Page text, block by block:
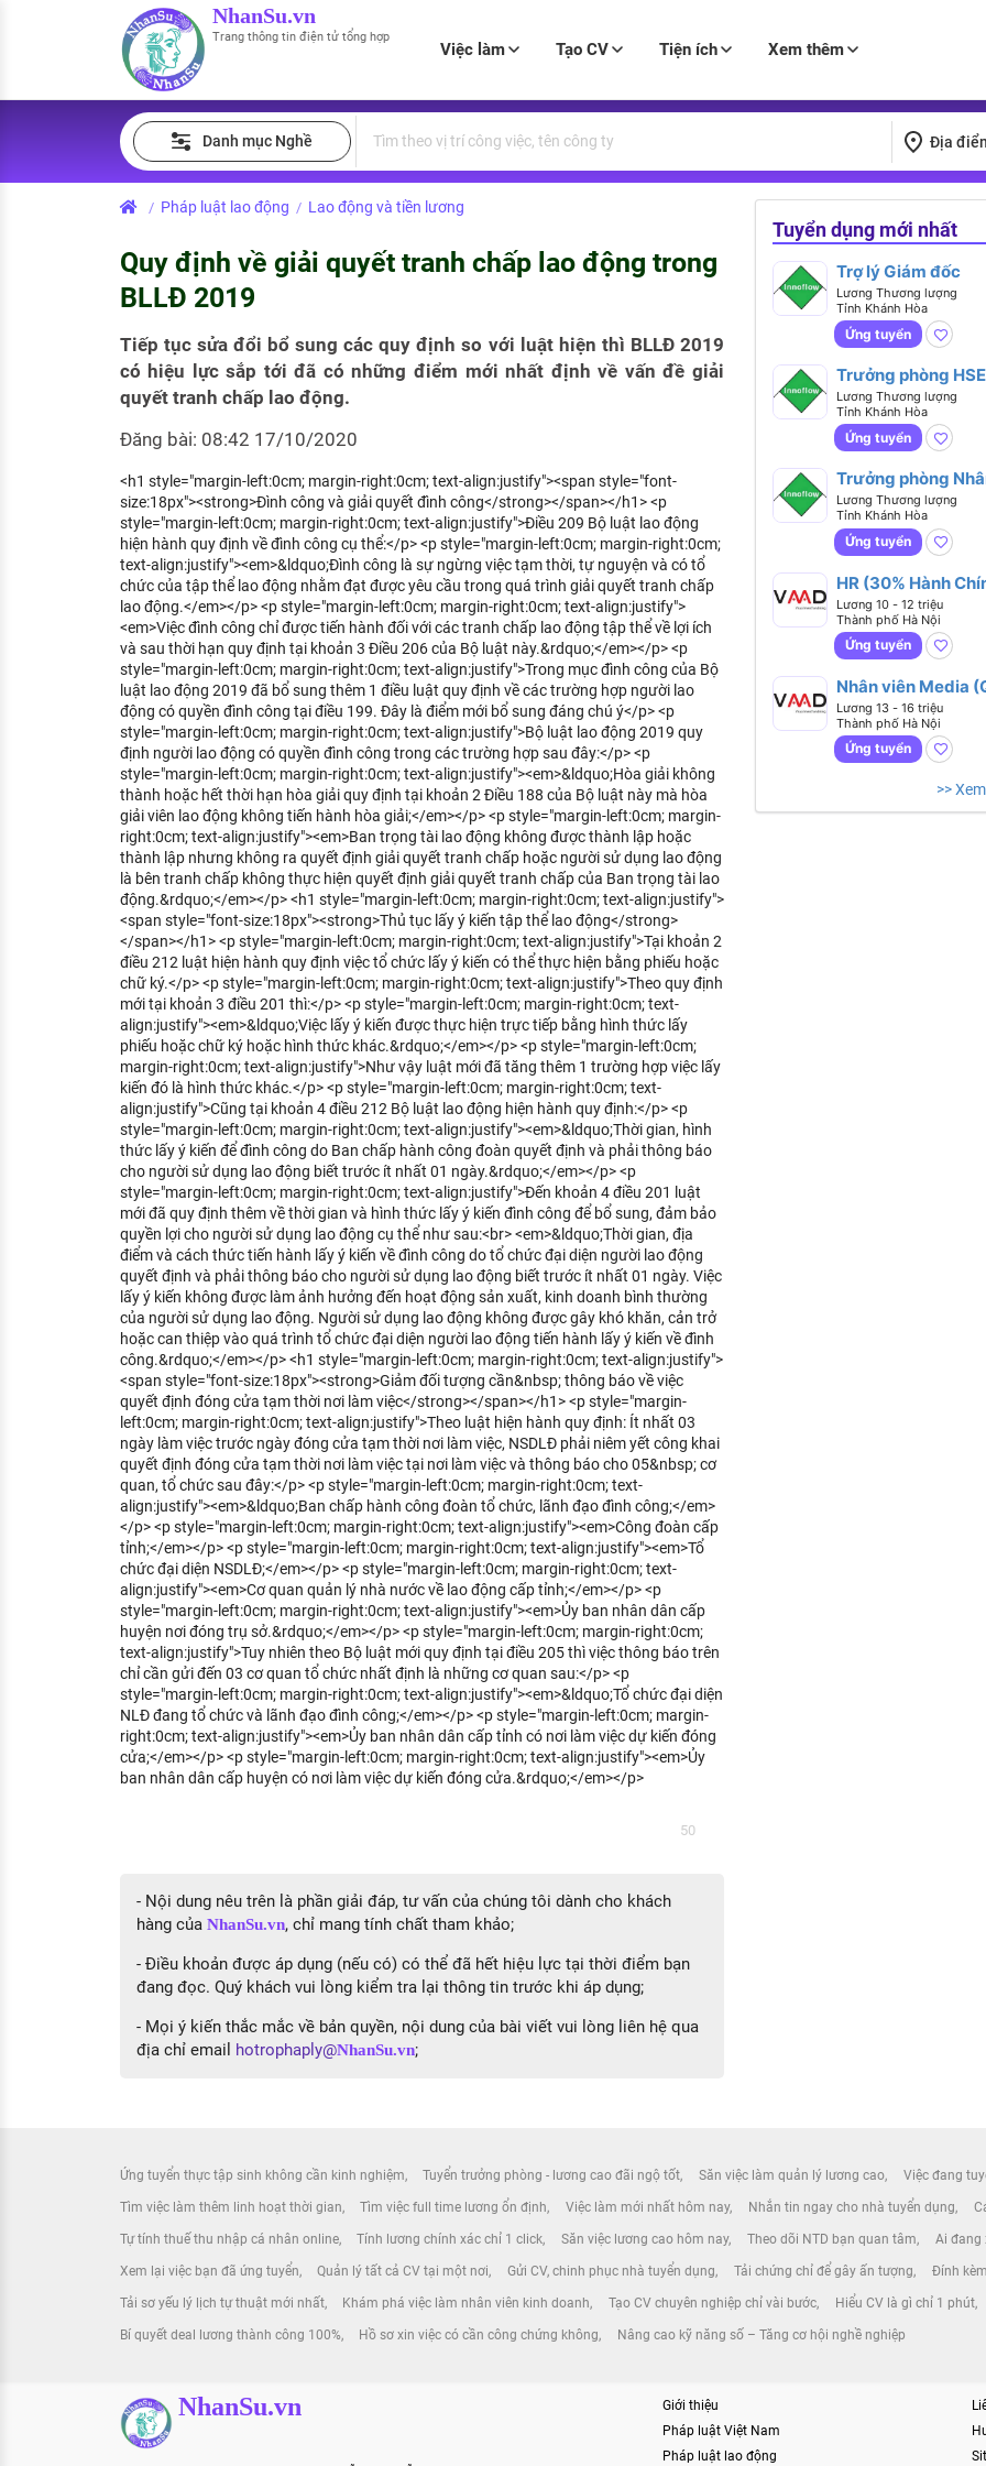
NhanSu.vn
Trang thông tin điện tử tổng hợp
Việc làm Tạo CV Tiện ích Xem thêm
Tìm việc làm
Việc làm tốt nhất
Danh sách nhà tuyển dụng
Nhà tuyển dụng hàng đầu
Quản lý CV
MẪU CV THEO STYLE
Mẫu CV đơn giản
Mẫu CV hiện đại
Tính lương Gross - Net
PHÁP LUẬT VIỆT NAM
Văn bản pháp luật
Chính sách mới
Lao động và tiền lương
Thuế thu nhập
Chính sách lao động
KHÁM PHÁ NGHỀ NGHIỆP
Tử vi nghề nghiệp
Kỹ năng nghề nghiệp
HƯỚNG NGHIỆP VIỆC LÀM
Đặc trưng từng nghề
Xu hướng việc làm
XÂY DỰNG VÀ PHÁT TRIỂN ĐỘI NGŨ
TUYỂN DỤNG VIỆC LÀM
Danh mục Nghề Địa
/ Pháp luật lao động / Lao động và tiền lương
Quy định về giải quyết tranh chấp lao động trong
BLLĐ 2019
Tiếp tục sửa đổi bổ sung các quy định so với luật hiện thì BLLĐ 2019
có hiệu lực sắp tới đã có những điểm mới nhất định về vấn đề giải
quyết tranh chấp lao động.
Đăng bài: 08:42 17/10/2020
<h1 style="margin-left:0cm; margin-right:0cm; text-align:justify"><span style="font-
size:18px"><strong>Đình công và giải quyết đình công</strong></span></h1> <p
style="margin-left:0cm; margin-right:0cm; text-align:justify">Điều 209 Bộ luật lao động
hiện hành quy định về đình công cụ thể:</p> <p style="margin-left:0cm; margin-right:0cm;
text-align:justify"><em>&ldquo;Đình công là sự ngừng việc tạm thời, tự nguyện và có tổ
chức của tập thể lao động nhằm đạt được yêu cầu trong quá trình giải quyết tranh chấp
lao động.</em></p> <p style="margin-left:0cm; margin-right:0cm; text-align:justify">
<em>Việc đình công chỉ được tiến hành đối với các tranh chấp lao động tập thể về lợi ích
và sau thời hạn quy định tại khoản 3 Điều 206 của Bộ luật này.&rdquo;</em></p> <p
style="margin-left:0cm; margin-right:0cm; text-align:justify">Trong mục đình công của Bộ
luật lao động 2019 đã bổ sung thêm 1 điều luật quy định về các trường hợp người lao
động có quyền đình công tại điều 199. Đây là điểm mới bổ sung đáng chú ý</p> <p
style="margin-left:0cm; margin-right:0cm; text-align:justify">Bộ luật lao động 2019 quy
định người lao động có quyền đình công trong các trường hợp sau đây:</p> <p
style="margin-left:0cm; margin-right:0cm; text-align:justify"><em>&ldquo;Hòa giải không
thành hoặc hết thời hạn hòa giải quy định tại khoản 2 Điều 188 của Bộ luật này mà hòa
giải viên lao động không tiến hành hòa giải;</em></p> <p style="margin-left:0cm; margin-
right:0cm; text-align:justify"><em>Ban trọng tài lao động không được thành lập hoặc
thành lập nhưng không ra quyết định giải quyết tranh chấp hoặc người sử dụng lao động
là bên tranh chấp không thực hiện quyết định giải quyết tranh chấp của Ban trọng tài lao
động.&rdquo;</em></p> <h1 style="margin-left:0cm; margin-right:0cm; text-align:justify">
<span style="font-size:18px"><strong>Thủ tục lấy ý kiến tập thể lao động</strong>
</span></h1> <p style="margin-left:0cm; margin-right:0cm; text-align:justify">Tại khoản 2
điều 212 luật hiện hành quy định việc tổ chức lấy ý kiến có thể thực hiện bằng phiếu hoặc
chữ ký.</p> <p style="margin-left:0cm; margin-right:0cm; text-align:justify">Theo quy định
mới tại khoản 3 điều 201 thì:</p> <p style="margin-left:0cm; margin-right:0cm; text-
align:justify"><em>&ldquo;Việc lấy ý kiến được thực hiện trực tiếp bằng hình thức lấy
phiếu hoặc chữ ký hoặc hình thức khác.&rdquo;</em></p> <p style="margin-left:0cm;
margin-right:0cm; text-align:justify">Như vậy luật mới đã tăng thêm 1 trường hợp việc lấy
kiến đó là hình thức khác.</p> <p style="margin-left:0cm; margin-right:0cm; text-
align:justify">Cũng tại khoản 4 điều 212 Bộ luật lao động hiện hành quy định:</p> <p
style="margin-left:0cm; margin-right:0cm; text-align:justify"><em>&ldquo;Thời gian, hình
thức lấy ý kiến để đình công do Ban chấp hành công đoàn quyết định và phải thông báo
cho người sử dụng lao động biết trước ít nhất 01 ngày.&rdquo;</em></p> <p
style="margin-left:0cm; margin-right:0cm; text-align:justify">Đến khoản 4 điều 201 luật
mới đã quy định thêm về thời gian và hình thức lấy ý kiến đình công để bổ sung, đảm bảo
quyền lợi cho người sử dụng lao động cụ thể như sau:<br> <em>&ldquo;Thời gian, địa
điểm và cách thức tiến hành lấy ý kiến về đình công do tổ chức đại diện người lao động
quyết định và phải thông báo cho người sử dụng lao động biết trước ít nhất 01 ngày. Việc
lấy ý kiến không được làm ảnh hưởng đến hoạt động sản xuất, kinh doanh bình thường
của người sử dụng lao động. Người sử dụng lao động không được gây khó khăn, cản trở
hoặc can thiệp vào quá trình tổ chức đại diện người lao động tiến hành lấy ý kiến về đình
công.&rdquo;</em></p> <h1 style="margin-left:0cm; margin-right:0cm; text-align:justify">
<span style="font-size:18px"><strong>Giảm đối tượng cần&nbsp; thông báo về việc
quyết định đóng cửa tạm thời nơi làm việc</strong></span></h1> <p style="margin-
left:0cm; margin-right:0cm; text-align:justify">Theo luật hiện hành quy định: Ít nhất 03
ngày làm việc trước ngày đóng cửa tạm thời nơi làm việc, NSDLĐ phải niêm yết công khai
quyết định đóng cửa tạm thời nơi làm việc tại nơi làm việc và thông báo cho 05&nbsp; cơ
quan, tổ chức sau đây:</p> <p style="margin-left:0cm; margin-right:0cm; text-
align:justify"><em>&ldquo;Ban chấp hành công đoàn tổ chức, lãnh đạo đình công;</em>
</p> <p style="margin-left:0cm; margin-right:0cm; text-align:justify"><em>Công đoàn cấp
tỉnh;</em></p> <p style="margin-left:0cm; margin-right:0cm; text-align:justify"><em>Tổ
chức đại diện NSDLĐ;</em></p> <p style="margin-left:0cm; margin-right:0cm; text-
align:justify"><em>Cơ quan quản lý nhà nước về lao động cấp tỉnh;</em></p> <p
style="margin-left:0cm; margin-right:0cm; text-align:justify"><em>Ủy ban nhân dân cấp
huyện nơi đóng trụ sở.&rdquo;</em></p> <p style="margin-left:0cm; margin-right:0cm;
text-align:justify">Tuy nhiên theo Bộ luật mới quy định tại điều 205 thì việc thông báo trên
chỉ cần gửi đến 03 cơ quan tổ chức nhất định là những cơ quan sau:</p> <p
style="margin-left:0cm; margin-right:0cm; text-align:justify"><em>&ldquo;Tổ chức đại diện
NLĐ đang tổ chức và lãnh đạo đình công;</em></p> <p style="margin-left:0cm; margin-
right:0cm; text-align:justify"><em>Ủy ban nhân dân cấp tỉnh có nơi làm việc dự kiến đóng
cửa;</em></p> <p style="margin-left:0cm; margin-right:0cm; text-align:justify"><em>Ủy
ban nhân dân cấp huyện có nơi làm việc dự kiến đóng cửa.&rdquo;</em></p>
50
- Nội dung nêu trên là phần giải đáp, tư vấn của chúng tôi dành cho khách
hàng của NhanSu.vn, chỉ mang tính chất tham khảo;
- Điều khoản được áp dụng (nếu có) có thể đã hết hiệu lực tại thời điểm bạn
đang đọc. Quý khách vui lòng kiểm tra lại thông tin trước khi áp dụng;
- Mọi ý kiến thắc mắc về bản quyền, nội dung của bài viết vui lòng liên hệ qua
địa chỉ email hotrophaply@NhanSu.vn;
Tuyển dụng mới nhất
Trợ lý Giám đốc
Lương Thương lượng
Tỉnh Khánh Hòa
Ứng tuyển
Trưởng phòng HSE
Lương Thương lượng
Tỉnh Khánh Hòa
Ứng tuyển
Trưởng phòng
Lương Thương lượng
Tỉnh Khánh Hòa
Ứng tuyển
HR (30% Hành
70% Tuyển Dụng)
Lương 10 - 12 triệu
Thành phố Hà Nội
Ứng tuyển
Nhân viên Media
- Dựng)
Lương 13 - 16 triệu
Thành phố Hà Nội
Ứng tuyển
>>
Ứng tuyển thực tập sinh không cần kinh nghiệm Tuyển trưởng phòng - lương cao đãi ngộ tốt Săn việc làm quản lý lương cao Việc đang
Tìm việc làm thêm linh hoạt thời gian Tìm việc full time lương ổn định Việc làm mới nhất hôm nay Nhắn tin ngay cho nhà tuyển dụng
Tự tính thuế thu nhập cá nhân online Tính lương chính xác chỉ 1 click Săn việc lương cao hôm nay Theo dõi NTD bạn quan tâm Ai đang
Xem lại việc bạn đã ứng tuyển Quản lý tất cả CV tại một nơi Gửi CV, chinh phục nhà tuyển dụng Tải chứng chỉ để gây ấn tượng Đính
Tải sơ yếu lý lịch tự thuật mới nhất Khám phá việc làm nhân viên kinh doanh Tạo CV chuyên nghiệp chỉ vài bước Hiểu CV là gì chỉ 1 phút
Bí quyết deal lương thành công 100% Hồ sơ xin việc có cần công chứng không Nâng cao kỹ năng số – Tăng cơ hội nghề nghiệp
NhanSu.vn
Giới thiệu
Pháp luật Việt Nam
Pháp luật lao động